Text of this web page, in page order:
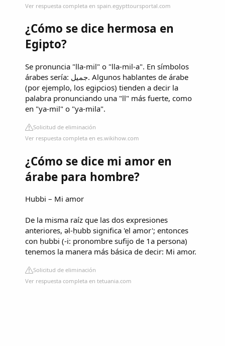
Ver respuesta completa en spain.egypttoursportal.com
¿Cómo se dice hermosa en
Egipto?
Se pronuncia "lla-mil" o "lla-mil-a". En símbolos
árabes sería: جميل. Algunos hablantes de árabe
(por ejemplo, los egipcios) tienden a decir la
palabra pronunciando una "ll" más fuerte, como
en "ya-mil" o "ya-mila".
Solicitud de eliminación
Ver respuesta completa en es.wikihow.com
¿Cómo se dice mi amor en
árabe para hombre?
Hubbi – Mi amor
De la misma raíz que las dos expresiones
anteriores, ǝl-ḥubb significa 'el amor'; entonces
con ḥubbi (-i: pronombre sufijo de 1a persona)
tenemos la manera más básica de decir: Mi amor.
Solicitud de eliminación
Ver respuesta completa en tetuania.com